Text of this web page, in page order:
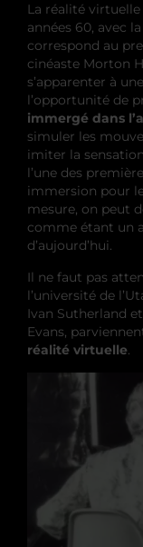
La réalité
années 60, avec
correspond au
cinéaste Morton
s’apparenter à
l’opportunité de
immergé dans
simuler les
imiter la
l’une des
immersion pour
mesure, on peut
comme étant un
d’aujourd’hui.
Il ne faut pas
l’université de
Ivan Sutherland
Evans,
réalité virtuelle.